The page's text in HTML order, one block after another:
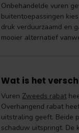
Onbehandelde vuren
buitentoepassingen
druk verduurzaamd en
mooier alternatief
Wat is het
Vuren Zweeds rabat
Overhangend rabat
uitstraling geeft. Beide
schaduw uitspringt. De